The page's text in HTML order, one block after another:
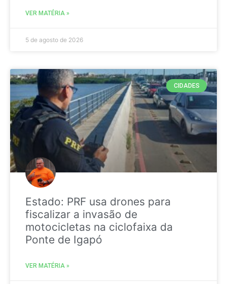
VER MATÉRIA »
5 de agosto de 2026
CIDADES
Estado: PRF usa drones para
fiscalizar a invasão de
motocicletas na ciclofaixa da
Ponte de Igapó
VER MATÉRIA »